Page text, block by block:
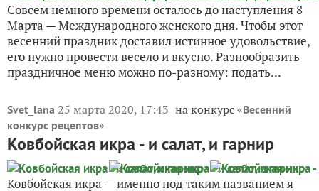
Совсем немного времени осталось до наступления 8
Марта — Международного женского дня. Чтобы этот
весенний праздник доставил истинное удовольствие,
его нужно провести весело и вкусно. Разнообразить
праздничное меню можно по-разному: подать...
Svet_lana 25 марта 2020, 17:43 на конкурс «Весенний
конкурс рецептов»
Ковбойская икра - и салат, и гарнир
Ковбойская икра — именно под таким названием я